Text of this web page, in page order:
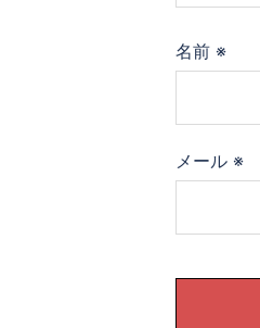
名前 ※
メール ※